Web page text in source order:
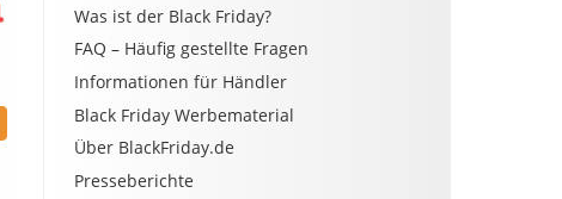
Was ist der Black Friday?
FAQ – Häufig gestellte Fragen
Informationen für Händler
Black Friday Werbematerial
Über BlackFriday.de
Presseberichte